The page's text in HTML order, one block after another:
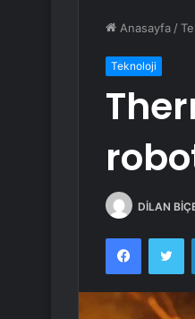
Anasayfa /
Teknoloji
DİLAN
Facebook